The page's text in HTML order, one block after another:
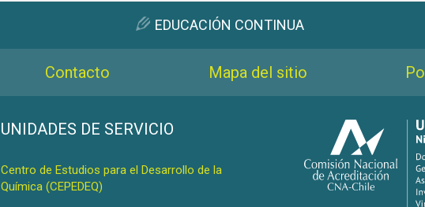
EDUCACIÓN CONTINUA
Contacto Mapa del sitio
UNIDADES DE SERVICIO
Centro de Estudios para el Desarrollo de la
Química (CEPEDEQ)